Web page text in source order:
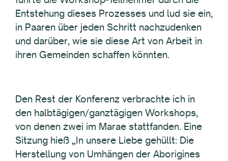
Entstehung dieses Prozesses und lud sie ein,
in Paaren über jeden Schritt nachzudenken
und darüber, wie sie diese Art von Arbeit in
ihren Gemeinden schaffen könnten.
Den Rest der Konferenz verbrachte ich in
den halbtägigen/ganztägigen Workshops,
von denen zwei im Marae stattfanden. Eine
Sitzung hieß „In unsere Liebe gehüllt: Die
Herstellung von Umhängen der Aborigines